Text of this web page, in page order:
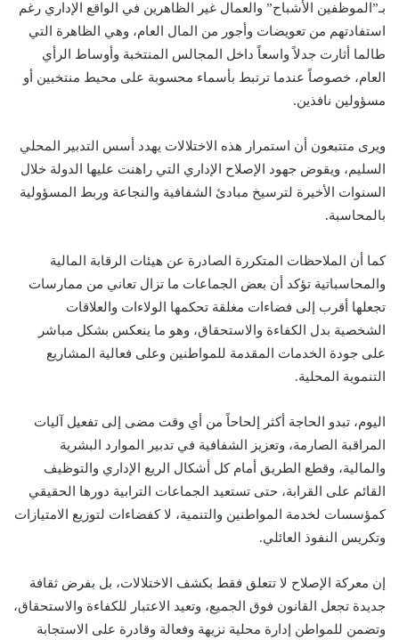
بـ”الموظفين الأشباح” والعمال غير الظاهرين في الواقع الإداري رغم
استفادتهم من تعويضات وأجور من المال العام، وهي الظاهرة التي
طالما أثارت جدلاً واسعاً داخل المجالس المنتخبة وأوساط الرأي
العام، خصوصاً عندما ترتبط بأسماء محسوبة على محيط منتخبين أو
مسؤولين نافذين.
ويرى متتبعون أن استمرار هذه الاختلالات يهدد أسس التدبير المحلي
السليم، ويقوض جهود الإصلاح الإداري التي راهنت عليها الدولة خلال
السنوات الأخيرة لترسيخ مبادئ الشفافية والنجاعة وربط المسؤولية
بالمحاسبة.
كما أن الملاحظات المتكررة الصادرة عن هيئات الرقابة المالية
والمحاسباتية تؤكد أن بعض الجماعات ما تزال تعاني من ممارسات
تجعلها أقرب إلى فضاءات مغلقة تحكمها الولاءات والعلاقات
الشخصية بدل الكفاءة والاستحقاق، وهو ما ينعكس بشكل مباشر
على جودة الخدمات المقدمة للمواطنين وعلى فعالية المشاريع
التنموية المحلية.
اليوم، تبدو الحاجة أكثر إلحاحاً من أي وقت مضى إلى تفعيل آليات
المراقبة الصارمة، وتعزيز الشفافية في تدبير الموارد البشرية
والمالية، وقطع الطريق أمام كل أشكال الريع الإداري والتوظيف
القائم على القرابة، حتى تستعيد الجماعات الترابية دورها الحقيقي
كمؤسسات لخدمة المواطنين والتنمية، لا كفضاءات لتوزيع الامتيازات
وتكريس النفوذ العائلي.
إن معركة الإصلاح لا تتعلق فقط بكشف الاختلالات، بل بفرض ثقافة
جديدة تجعل القانون فوق الجميع، وتعيد الاعتبار للكفاءة والاستحقاق،
وتضمن للمواطن إدارة محلية نزيهة وفعالة وقادرة على الاستجابة